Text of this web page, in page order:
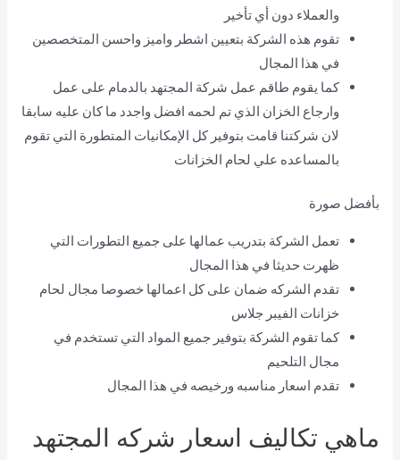
والعملاء دون أي تأخير
تقوم هذه الشركة بتعيين اشطر واميز واحسن المتخصصين
في هذا المجال
كما يقوم طاقم عمل شركة المجتهد بالدمام على عمل
وارجاع الخزان الذي تم لحمه افضل واجدد ما كان عليه سابقا
لان شركتنا قامت بتوفير كل الإمكانيات المتطورة التي تقوم
بالمساعده علي لحام الخزانات
بأفضل صورة
تعمل الشركة بتدريب عمالها على جميع التطورات التي
ظهرت حديثا في هذا المجال
تقدم الشركه ضمان على كل اعمالها خصوصا مجال لحام
خزانات الفيبر جلاس
كما تقوم الشركة بتوفير جميع المواد التي تستخدم في
مجال التلحيم
تقدم اسعار مناسبه ورخيصه في هذا المجال
ماهي تكاليف اسعار شركه المجتهد